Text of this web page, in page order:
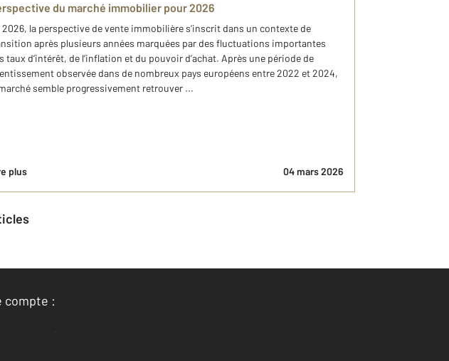
du marché immobilier pour 2026
2026, la perspective de vente immobilière s’inscrit dans un contexte de
après plusieurs années marquées par des fluctuations importantes
taux d’intérêt, de l’inflation et du pouvoir d’achat. Après une période de
observée dans de nombreux pays européens entre 2022 et 2024,
semble progressivement retrouver ...
plus 04 mars 2026
compte :
Accéder à mon compte